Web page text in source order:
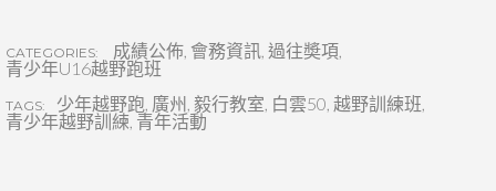
CATEGORIES: 成績公佈 會務資訊 過往奬項
青少年U16越野跑班
TAGS: 少年越野跑 廣州 毅行教室 白雲50 越野訓練班
青少年越野訓練 青年活動